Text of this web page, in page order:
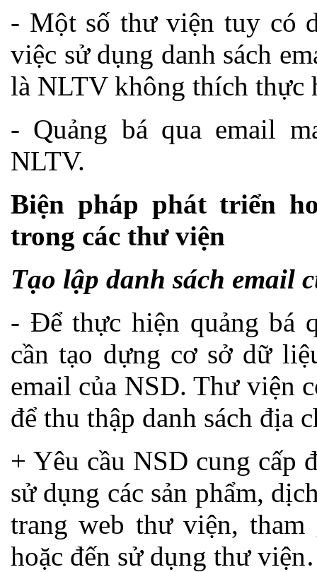
- Một số thư viện tuy có
việc sử dụng danh sách
là NLTV không thích thực
- Quảng bá qua email
NLTV.
Biện pháp phát triển
trong các thư viện
Tạo lập danh sách email
- Để thực hiện quảng bá
cần tạo dựng cơ sở dữ
email của NSD. Thư viện
để thu thập danh sách địa
+ Yêu cầu NSD cung cấp
sử dụng các sản phẩm,
trang web thư viện,
hoặc đến sử dụng thư